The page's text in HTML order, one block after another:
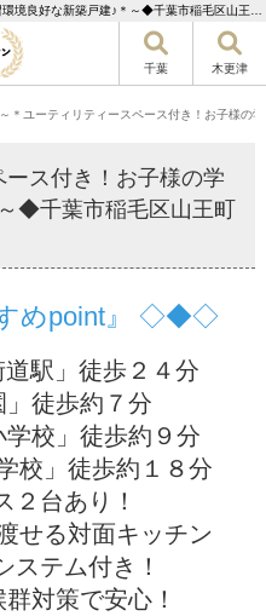
千葉 木更津
～＊ユーティリティースペース付き！お子様
ス付き！お子様の学
◆千葉市稲毛区山王町
めpoint』 ◇◆◇
駅」徒歩２４分
徒歩約７分
校」徒歩約９分
校」徒歩約１８分
２台あり！
せる対面キッチン
ステム付き！
対策で安心！